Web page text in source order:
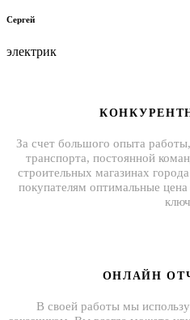
Сергей
электрик
За счет большого опыта
транспорта, постоянной
строительных магазинах
покупателям оптимальные
ОНЛАЙН
В своей работы мы